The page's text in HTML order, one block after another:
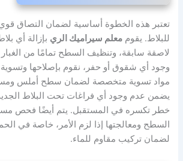
تعتبر هذه الخطوة أساسية لضمان التصاق قوي
للبلاط. يقوممعلم سيراميك الري بإزالة أي
لاصقة سابقة، وتنظيف السطح تمامًا من
وجود أي شقوق أو حفر، نقوم بإصلاحها
مواد تسوية متخصصة لضمان سطح أملس
يضمن عدم وجود أي فراغات تحت البلاط
خطر تكسره في المستقبل. يتم أيضًا فحص
السطح ومعالجتها إذا لزم الأمر، خاصة في
لضمان تركيب مقاوم للماء.